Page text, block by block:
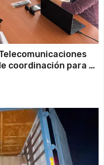
coordinación para el
Iquique